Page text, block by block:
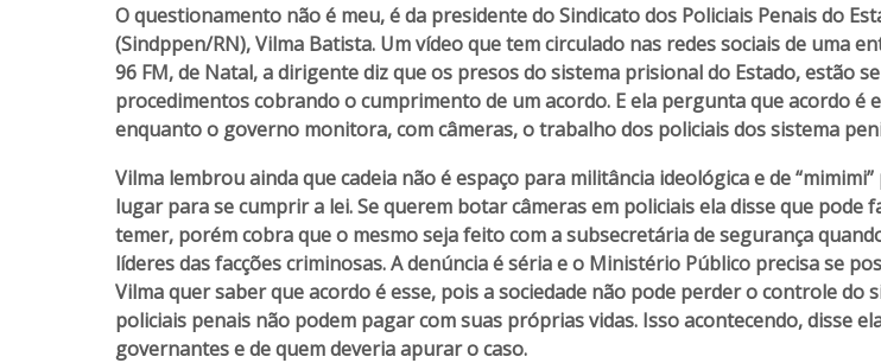
O questionamento não é meu, é da presidente do Sindicato dos Policiais Penais do
(Sindppen/RN), Vilma Batista. Um vídeo que tem circulado nas redes sociais de uma
96 FM, de Natal, a dirigente diz que os presos do sistema prisional do Estado, estão
procedimentos cobrando o cumprimento de um acordo. E ela pergunta que acordo é
enquanto o governo monitora, com câmeras, o trabalho dos policiais dos sistema
Vilma lembrou ainda que cadeia não é espaço para militância ideológica e de
lugar para se cumprir a lei. Se querem botar câmeras em policiais ela disse que pode
temer, porém cobra que o mesmo seja feito com a subsecretária de segurança
líderes das facções criminosas. A denúncia é séria e o Ministério Público precisa se
Vilma quer saber que acordo é esse, pois a sociedade não pode perder o controle do
policiais penais não podem pagar com suas próprias vidas. Isso acontecendo, disse
governantes e de quem deveria apurar o caso.